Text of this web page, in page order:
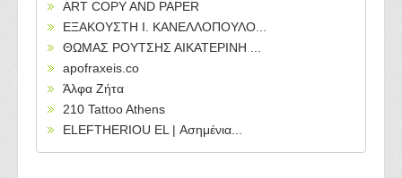
ART COPY AND PAPER
ΕΞΑΚΟΥΣΤΗ Ι. ΚΑΝΕΛΛΟΠΟΥΛΟ...
ΘΩΜΑΣ ΡΟΥΤΣΗΣ ΑΙΚΑΤΕΡΙΝΗ ...
apofraxeis.co
Άλφα Ζήτα
210 Tattoo Athens
ELEFTHERIOU EL | Ασημένια...